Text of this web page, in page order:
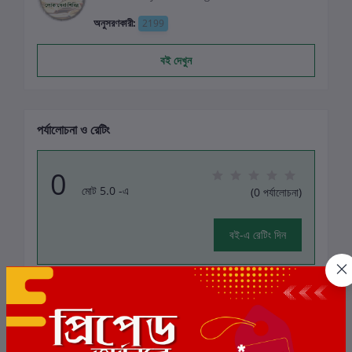
অনুসরণকারী: 2199
বই দেখুন
পর্যালোচনা ও রেটিং
0 মোট 5.0 -এ (0 পর্যালোচনা)
বই-এ রেটিং দিন
এই বইয়ের জন্য এখনও কোন পর্যালোচনা নেই